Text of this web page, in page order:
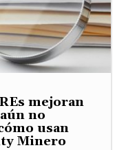
mejoran
no
usan
Minero